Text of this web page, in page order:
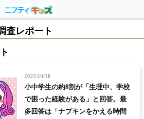
査レポート
小中学生の約8割が「生理中、学校
で困った経験がある」と回答。最
多回答は「ナプキンをかえる時間
2025/10/10